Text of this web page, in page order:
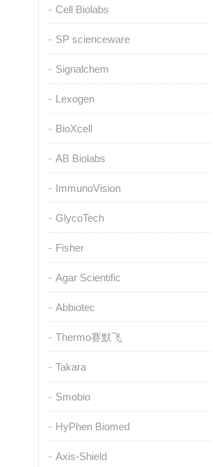
Cell Biolabs
SP scienceware
Signalchem
Lexogen
BioXcell
AB Biolabs
ImmunoVision
GlycoTech
Fisher
Agar Scientific
Abbiotec
Thermo赛默飞
Takara
Smobio
HyPhen Biomed
Axis-Shield